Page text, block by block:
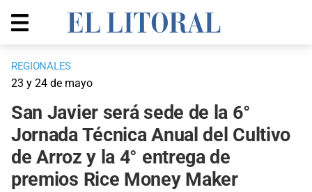
REGIONALES
23 y 24 de mayo
San Javier será sede de la 6°
Jornada Técnica Anual del Cultivo
de Arroz y la 4° entrega de
premios Rice Money Maker